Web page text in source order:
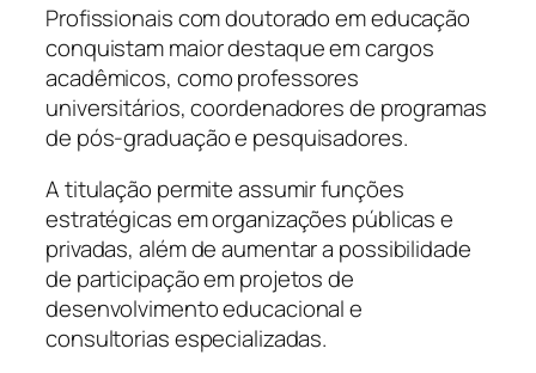
Profissionais com doutorado em educação
conquistam maior destaque em cargos
acadêmicos, como professores
universitários, coordenadores de programas
de pós-graduação e pesquisadores.
A titulação permite assumir funções
estratégicas em organizações públicas e
privadas, além de aumentar a possibilidade
de participação em projetos de
desenvolvimento educacional e
consultorias especializadas.